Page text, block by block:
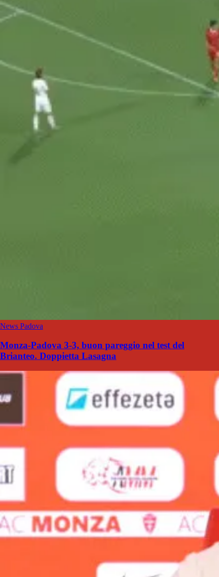
News Padova
Monza-Padova 3-3, buon pareggio nel test del
Brianteo. Doppietta Lasagna